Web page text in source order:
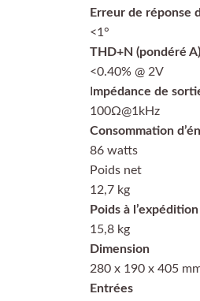
Erreur de réponse
<1°
THD+N (pondéré
<0.40% @ 2V
mpédance de
100Ω@1kHz
Consommation
86 watts
Poids net
12,7 kg
Poids à l’expédition
15,8 kg
Dimension
280 x 190 x 405
Entrées